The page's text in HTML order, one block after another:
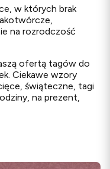
w których brak
na rozrodczość
ofertą tagów do
Ciekawe wzory
świąteczne, tagi
na prezent,